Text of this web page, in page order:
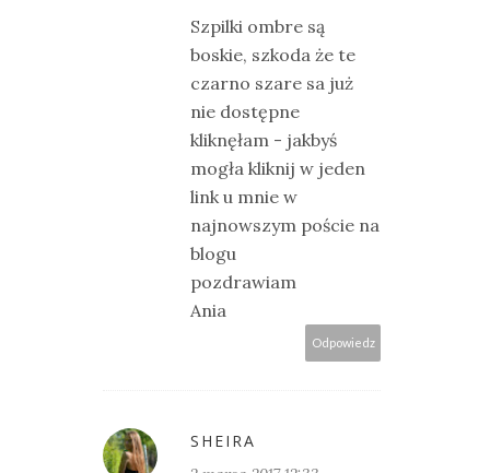
Szpilki ombre są
boskie, szkoda że te
czarno szare sa już
nie dostępne
kliknęłam - jakbyś
mogła kliknij w jeden
link u mnie w
najnowszym poście na
blogu
pozdrawiam
Ania
Odpowiedz
SHEIRA